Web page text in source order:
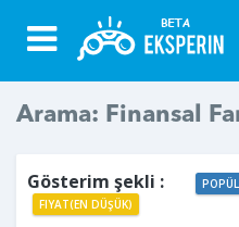
Arama: Finansal
Gösterim şekli :
FIYAT(EN DÜŞÜK)